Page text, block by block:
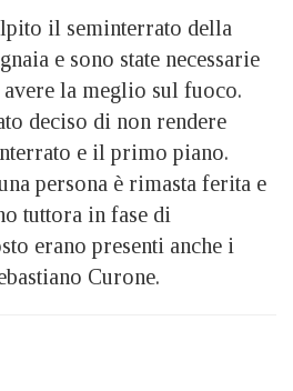
il seminterrato della
e sono state necessarie
la meglio sul fuoco.
deciso di non rendere
e il primo piano.
persona è rimasta ferita e
tuttora in fase di
erano presenti anche i
Curone.